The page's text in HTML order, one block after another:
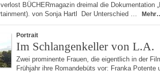
BÜCHERmagazin dreimal die Dokumentation
von Sonja Hartl Der Unterschied …
Portrait
Im Schlangenkeller von L.A.
Zwei prominente Frauen, die eigentlich in der
Frühjahr ihre Romandebüts vor: Franka